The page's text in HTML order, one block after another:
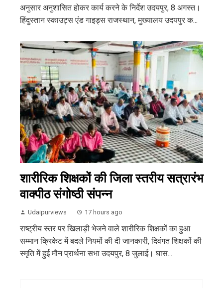
अनुसार अनुशासित होकर कार्य करने के निर्देश उदयपुर, 8 अगस्त।
हिंदुस्तान स्काउट्स एंड गाइड्स राजस्थान, मुख्यालय उदयपुर क...
शारीरिक शिक्षकों की जिला स्तरीय सत्रारंभ
वाक्पीठ संगोष्ठी संपन्न
Udaipurviews 17 hours ago
राष्ट्रीय स्तर पर खिलाड़ी भेजने वाले शारीरिक शिक्षकों का हुआ
सम्मान क्रिकेट में बदले नियमों की दी जानकारी, दिवंगत शिक्षकों की
स्मृति में हुई मौन प्रार्थना सभा उदयपुर, 8 जुलाई। घास...